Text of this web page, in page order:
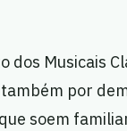
dos Musicais
por
soem